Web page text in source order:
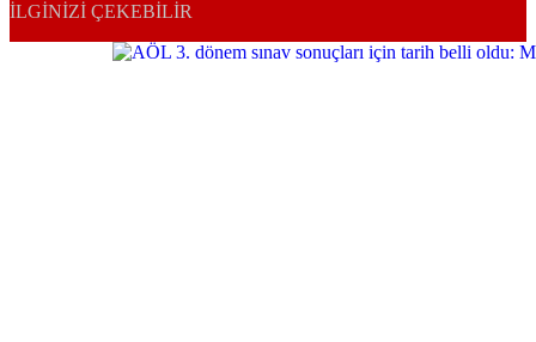
İLGINIZI ÇEKEBILIR